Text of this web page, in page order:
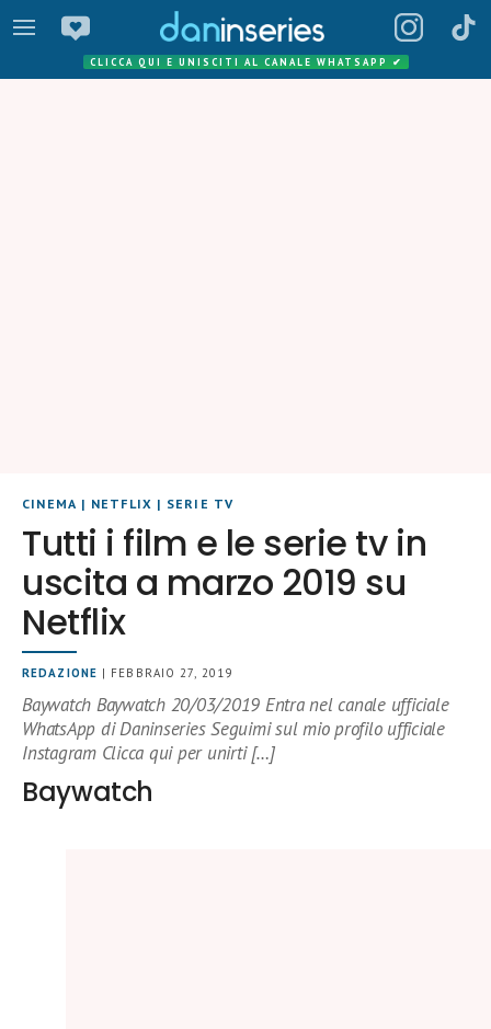
CLICCA QUI E UNISCITI AL CANALE WHATSAPP ✔
CINEMA | NETFLIX | SERIE TV
Tutti i film e le serie tv in
uscita a marzo 2019 su
Netflix
REDAZIONE | FEBBRAIO 27, 2019
Baywatch Baywatch 20/03/2019 Entra nel canale ufficiale
WhatsApp di Daninseries Seguimi sul mio profilo ufficiale
Instagram Clicca qui per unirti […]
Baywatch